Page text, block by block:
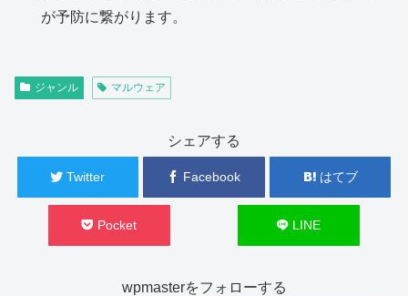
が予防に繋がります。
ジャンル マルウェア
シェアする
Twitter Facebook はてブ
Pocket LINE
wpmasterをフォローする